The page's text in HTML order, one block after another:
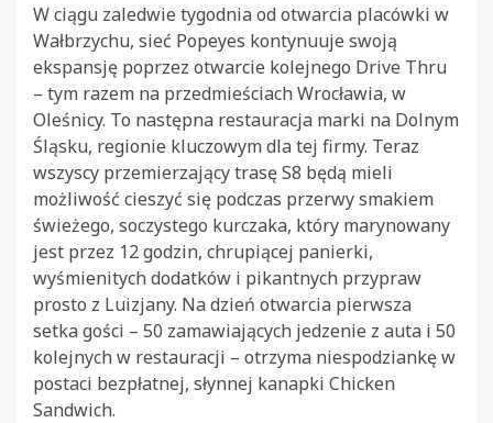
W ciągu zaledwie tygodnia od otwarcia placówki w
Wałbrzychu, sieć Popeyes kontynuuje swoją
ekspansję poprzez otwarcie kolejnego Drive Thru
– tym razem na przedmieściach Wrocławia, w
Oleśnicy. To następna restauracja marki na Dolnym
Śląsku, regionie kluczowym dla tej firmy. Teraz
wszyscy przemierzający trasę S8 będą mieli
możliwość cieszyć się podczas przerwy smakiem
świeżego, soczystego kurczaka, który marynowany
jest przez 12 godzin, chrupiącej panierki,
wyśmienitych dodatków i pikantnych przypraw
prosto z Luizjany. Na dzień otwarcia pierwsza
setka gości – 50 zamawiających jedzenie z auta i 50
kolejnych w restauracji – otrzyma niespodziankę w
postaci bezpłatnej, słynnej kanapki Chicken
Sandwich.